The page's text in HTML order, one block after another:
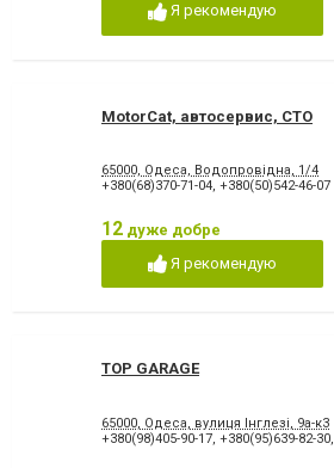
Я рекомендую
MotorCat, автосервис, СТО
65000, Одеса, Водопровідна, 1/4
+380(68)370-71-04, +380(50)542-46-07
12 дуже добре
Я рекомендую
TOP GARAGE
65000, Одеса, вулиця Інглезі, 9а-к3
+380(98)405-90-17, +380(95)639-82-30,